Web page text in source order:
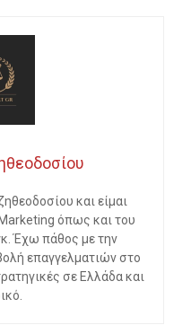
και είμαι
όπως και του
Έχω πάθος με την
επαγγελματιών στο
σε Ελλάδα και